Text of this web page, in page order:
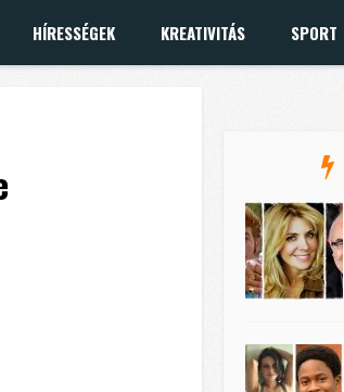
HÍRESSÉGEK KREATIVITÁS SPORT